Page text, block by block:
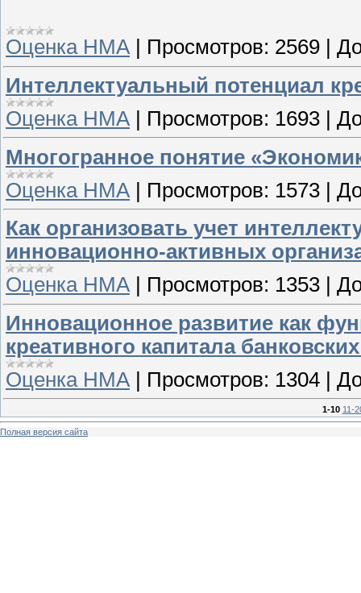
Оценка НМА Просмотров: 2569
Интеллектуальный потенциал
Оценка НМА
Просмотров: 1693
Многогранное понятие
Оценка НМА | Просмотров: 1573 |
Как организовать учет
инновационно-активных
Оценка НМА
Просмотров: 1353
Инновационное развитие как
креативного капитала
Оценка НМА
Просмотров: 1304
1-10 11-
Полная версия сайта